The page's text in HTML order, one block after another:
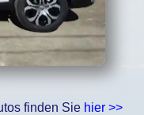
finden Sie hier >>